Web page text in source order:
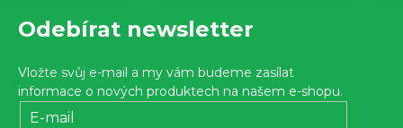
Odebírat newsletter
Vložte svůj e-mail a my vám budeme zasílat
informace o nových produktech na našem e-shopu.
E-mail